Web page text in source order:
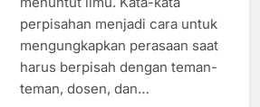
perpisahan menjadi cara untuk
mengungkapkan perasaan saat
harus berpisah dengan teman-
teman, dosen, dan…